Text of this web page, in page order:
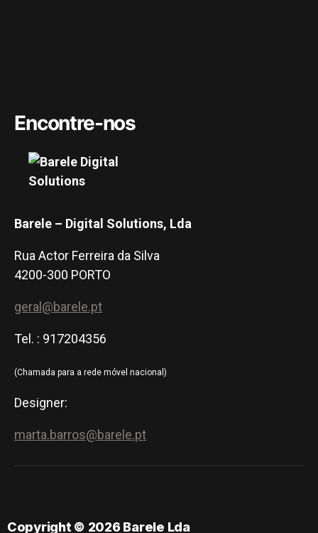
Encontre-nos
Barele – Digital Solutions, Lda
Rua Actor Ferreira da Silva
4200-300 PORTO
geral@barele.pt
Tel. : 917204356
(Chamada para a rede móvel nacional)
Designer:
marta.barros@barele.pt
Copyright © 2026 Barele Lda